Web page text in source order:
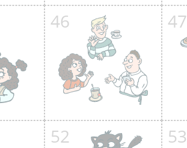
46 47
52 53